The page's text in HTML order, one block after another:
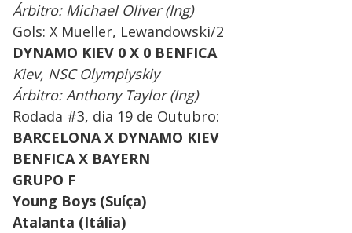
Árbitro: Michael Oliver (Ing)
Gols: X Mueller, Lewandowski/2
DYNAMO KIEV 0 X 0 BENFICA
Kiev, NSC Olympiyskiy
Árbitro: Anthony Taylor (Ing)
Rodada #3, dia 19 de Outubro:
BARCELONA X DYNAMO KIEV
BENFICA X BAYERN
GRUPO F
Young Boys (Suíça)
Atalanta (Itália)